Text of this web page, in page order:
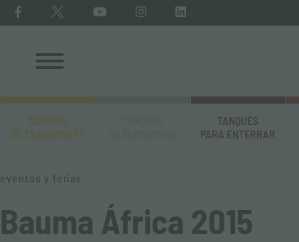
TANQUES
DE TRANSPORTE
TANQUES
PARA ENTERRAR
eventos y ferias
Bauma África 2015